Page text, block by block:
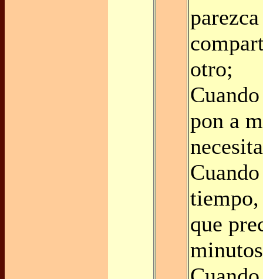
otro;
pon a
que